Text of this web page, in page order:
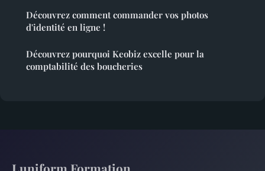
Découvrez comment commander vos photos
d'identité en ligne !
Découvrez pourquoi Keobiz excelle pour la
comptabilité des boucheries